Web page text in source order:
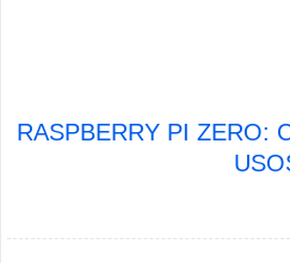
RASPBERRY PI ZERO: